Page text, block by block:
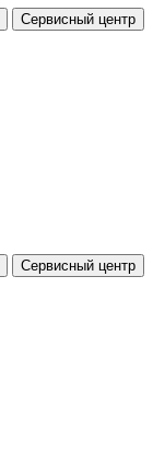
Сервисный центр
Сервисный центр